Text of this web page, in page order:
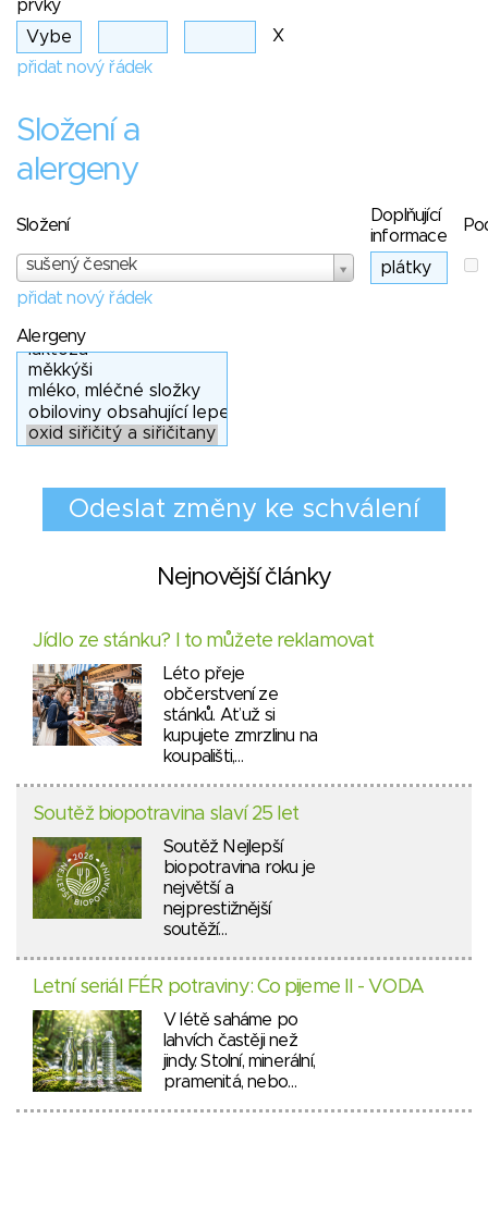
prvky
X
přidat nový řádek
Složení a
alergeny
Složení
Doplňující
informace
sušený česnek
přidat nový řádek
Alergeny
Nejnovější články
Jídlo ze stánku? I to můžete reklamovat
Léto přeje
občerstvení ze
stánků. Ať už si
kupujete zmrzlinu na
koupališti,…
Soutěž biopotravina slaví 25 let
Soutěž Nejlepší
biopotravina roku je
největší a
nejprestižnější
soutěží…
Letní seriál FÉR potraviny: Co pijeme II - VODA
V létě saháme po
lahvích častěji než
jindy. Stolní, minerální,
pramenitá, nebo…